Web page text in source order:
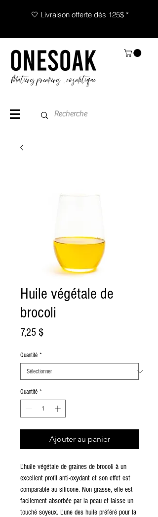
🤍 Livraison offerte dès 125$ *
Huile végétale de
brocoli
7,25 $Prix
Quantité *
Quantité *
Ajouter au panier
L'huile végétale de graines de brocoli à un
excellent profil anti-oxydant et son effet est
comparable au silicone. Non grasse, elle est
facilement absorbée par la peau et laisse un
touché soyeux. L'une des huile préféré pour la